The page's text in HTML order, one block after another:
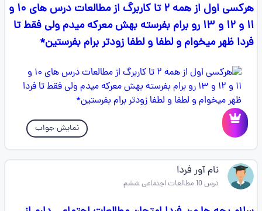
هرکسی اول از همه ۲ تا کاربرگ از مطالعات درس های ۱۰ و
۱۱ و ۱۲ و ۱۳ رو برام بفرسته بهش معرکه میدم ولی فقط تا
فردا ظهر میخوام و لطفا و لطفا زودتر برام بفرستین*
نمایش جواب
نام آور فردا
درس 10 مطالعات اجتماعی ششم